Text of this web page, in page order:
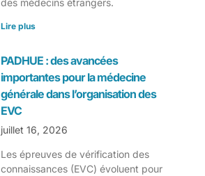
Lire plus
PADHUE : des avancées
importantes pour la médecine
générale dans l’organisation des
EVC
juillet 16, 2026
Les épreuves de vérification des
connaissances (EVC) évoluent pour